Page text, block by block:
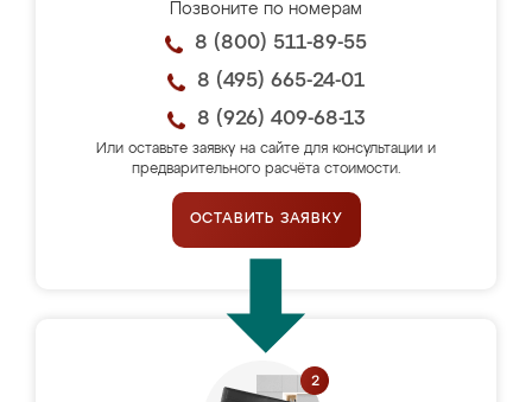
Позвоните по номерам
8 (800) 511-89-55
8 (495) 665-24-01
8 (926) 409-68-13
Или оставьте заявку на сайте для консультации и
предварительного расчёта стоимости.
ОСТАВИТЬ ЗАЯВКУ